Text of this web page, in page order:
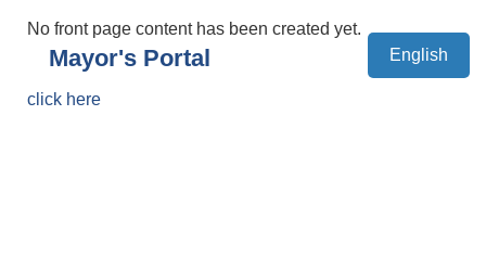
No front page content has been created yet.
Mayor's Portal
click here
English